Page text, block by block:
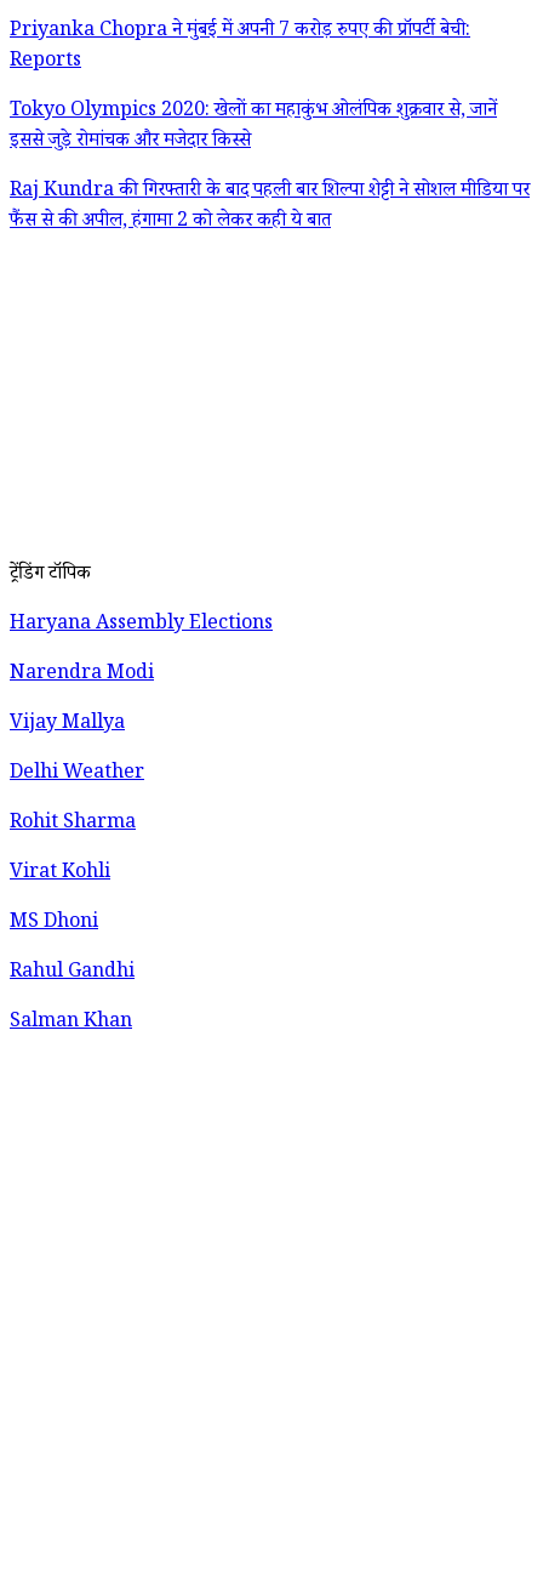
Priyanka Chopra ने मुंबई में अपनी 7 करोड़ रुपए की प्रॉपर्टी बेची:
Reports
Tokyo Olympics 2020: खेलों का महाकुंभ ओलंपिक शुक्रवार से, जानें
इससे जुड़े रोमांचक और मजेदार किस्से
Raj Kundra की गिरफ्तारी के बाद पहली बार शिल्पा शेट्टी ने सोशल मीडिया पर
फैंस से की अपील, हंगामा 2 को लेकर कही ये बात
ट्रेंडिंग टॉपिक
Haryana Assembly Elections
Narendra Modi
Vijay Mallya
Delhi Weather
Rohit Sharma
Virat Kohli
MS Dhoni
Rahul Gandhi
Salman Khan